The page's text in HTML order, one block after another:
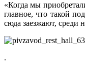
«Когда мы
главное, что такой
сюда заезжают, среди
.